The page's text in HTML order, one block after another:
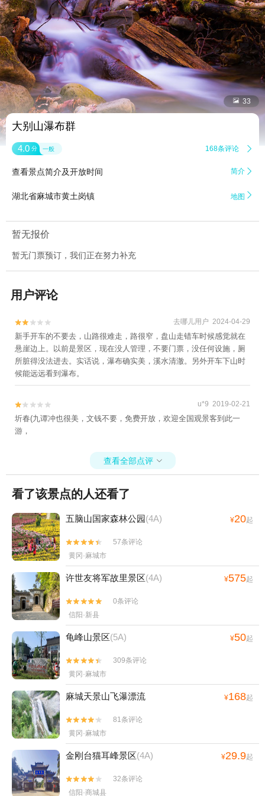
 33
大别山瀑布群
4.0 分 一般 168条评论 
查看景点简介及开放时间 简介 
湖北省麻城市黄土岗镇 地图 
暂无报价
暂无门票预订，我们正在努力补充
用户评论

 去哪儿用户 2024-04-29
新手开车的不要去，山路很难走，路很窄，盘山走错车时候感觉就在
悬崖边上。以前是景区，现在没人管理，不要门票，没任何设施，厕
所脏得没法进去。实话说，瀑布确实美，溪水清澈。另外开车下山时
候能远远看到瀑布。

 u*9 2019-02-21
圻春(九谭冲也很美，文钱不要，免费开放，欢迎全国观景客到此一
游，
查看全部点评 
看了该景点的人还看了
五脑山国家森林公园(4A) ¥20起


57条评论
黄冈·麻城市
许世友将军故里景区(4A) ¥575起


0条评论
信阳·新县
龟峰山景区(5A) ¥50起


309条评论
黄冈·麻城市
麻城天景山飞瀑漂流 ¥168起


81条评论
黄冈·麻城市
金刚台猫耳峰景区(4A) ¥29.9起


32条评论
信阳·商城县
